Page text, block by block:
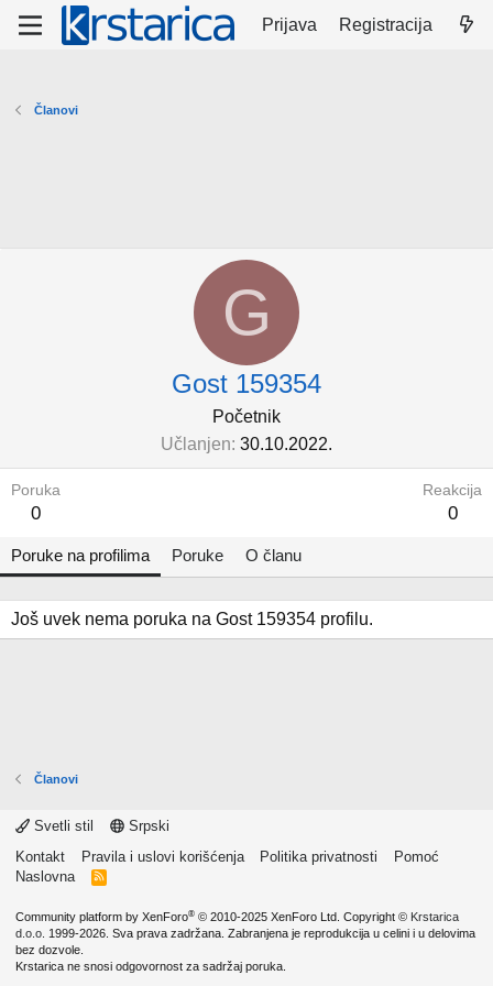
Prijava Registracija
Članovi
G
Gost 159354
Početnik
Učlanjen 30.10.2022.
Poruka
0
Reakcija
0
Poruke na profilima Poruke O članu
Još uvek nema poruka na Gost 159354 profilu.
Članovi
Svetli stil
Srpski
Kontakt
Pravila i uslovi korišćenja Politika privatnosti
Pomoć
Naslovna
R
Community platform by XenForo® © 2010-2025 XenForo Ltd. Copyright © Krstarica
d.o.o. 1999-2026. Sva prava zadržana. Zabranjena je reprodukcija u celini i u delovima
bez dozvole.
Krstarica ne snosi odgovornost za sadržaj poruka.